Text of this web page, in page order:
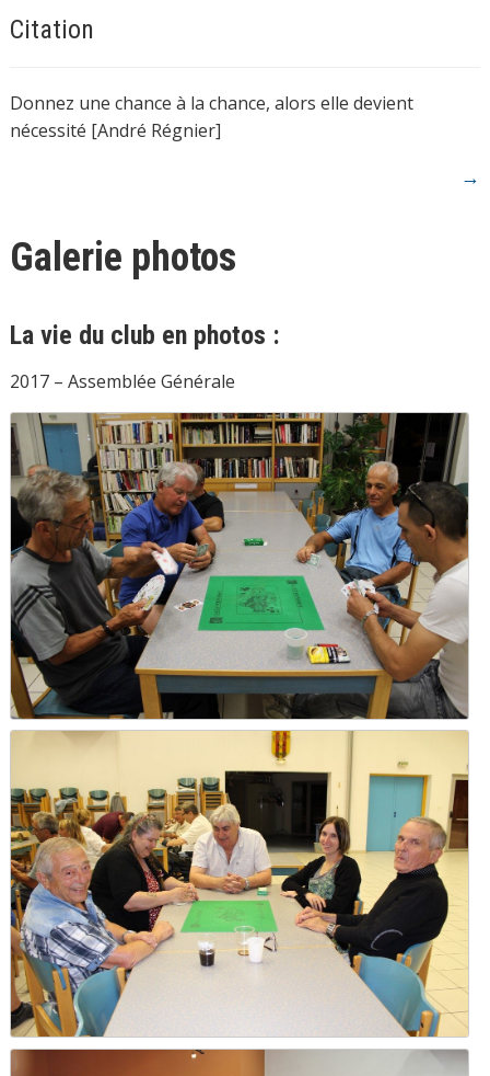
Citation
Donnez une chance à la chance, alors elle devient
nécessité [André Régnier]
→
Galerie photos
La vie du club en photos :
2017 – Assemblée Générale